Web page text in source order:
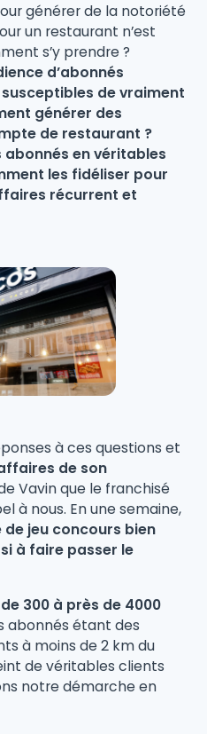
générer de la notoriété
un restaurant n’est
s’y prendre ?
d’abonnés
de vraiment
générer des
de restaurant ?
en véritables
les fidéliser pour
récurrent et
à ces questions et
de son
Vavin que le franchisé
à nous. En une semaine,
jeu concours bien
à faire passer le
300 à près de 4000
abonnés étant des
à moins de 2 km du
de véritables clients
notre démarche en